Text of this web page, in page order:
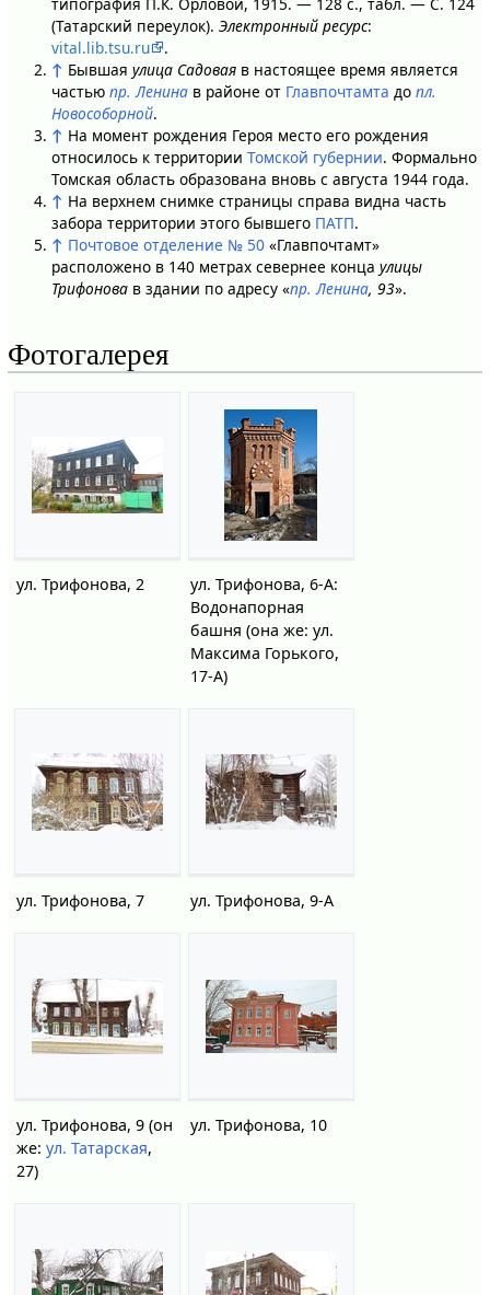
типография П.К. Орловой, 1915. — 128 с., табл. — С. 124
(Татарский переулок). Электронный ресурс:
vital.lib.tsu.ru
.
↑ Бывшая улица Садоваяв настоящее время является
частью пр. Ленинав районе от Главпочтамта до пл.
Новособорной.
↑ На момент рождения Героя место его рождения
относилось к территории Томской губернии. Формально
Томская область образована вновь с августа 1944 года.
↑ На верхнем снимке страницы справа видна часть
забора территории этого бывшего ПАТП.
↑ Почтовое отделение № 50«Главпочтамт»
расположено в 140 метрах севернее конца улицы
Трифоновав здании по адресу «пр. Ленина, 93».
Фотогалерея
ул. Трифонова, 2
ул. Трифонова, 6-А:
Водонапорная
башня (она же: ул.
Максима Горького,
17-А)
ул. Трифонова, 7 ул. Трифонова, 9-А
ул. Трифонова, 9 (он
же: ул. Татарская,
27)
ул. Трифонова, 10